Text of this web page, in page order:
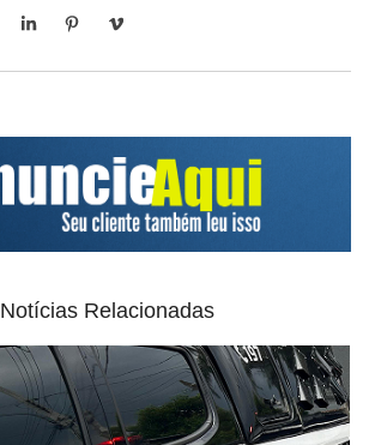
Notícias Relacionadas